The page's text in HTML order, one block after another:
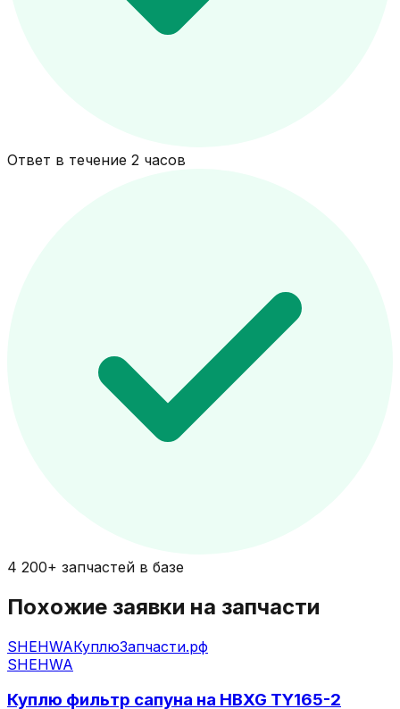
Ответ в течение 2 часов
4 200+ запчастей в базе
Похожие заявки на запчасти
SHEHWAКуплюЗапчасти.рф
SHEHWA
Куплю фильтр сапуна на HBXG TY165-2